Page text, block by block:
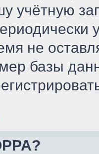
учётную
не
базы